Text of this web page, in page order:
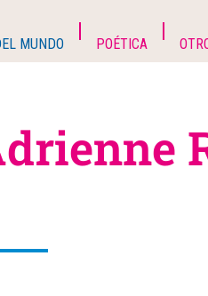
MUNDO POÉTICA